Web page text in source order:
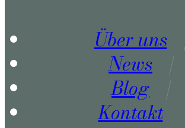
Über uns
News
Blog
Kontakt